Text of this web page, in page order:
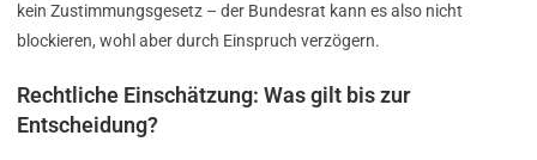
kein Zustimmungsgesetz – der Bundesrat kann es also nicht
blockieren, wohl aber durch Einspruch verzögern.
Rechtliche Einschätzung: Was gilt bis zur
Entscheidung?